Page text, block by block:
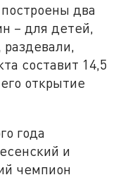
два
– для детей,
составит 14,5
открытие
года
и
чемпион